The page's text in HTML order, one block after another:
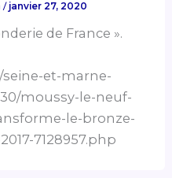
/ janvier 27, 2020
de France ».
et-marne-
moussy-le-neuf-
le-bronze-
7128957.php